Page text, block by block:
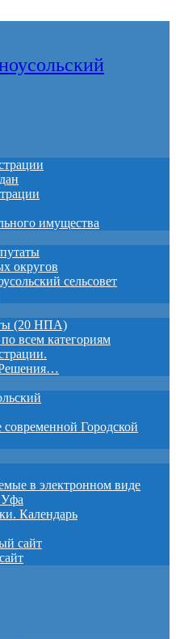
имущества
округов
сельсовет
(20 НПА)
всем категориям
Городской
в электронном виде
Уфа
Календарь
сайт